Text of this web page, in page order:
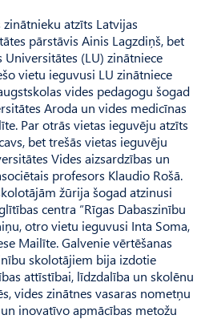
atzīts Latvijas
pārstāvis Ainis Lagzdiņš, bet
(LU) zinātniece
vietu ieguvusi LU zinātniece
vides pedagogu šogad
Aroda un vides medicīnas
Par otrās vietas ieguvēju atzīts
bet trešās vietas ieguvēju
Vides aizsardzības un
profesors Klaudio Rošā.
žūrija šogad atzinusi
centra “Rīgas Dabaszinību
otro vietu ieguvusi Inta Soma,
Mailīte. Galvenie vērtēšanas
skolotājiem bija izdotie
attīstībai, līdzdalība un skolēnu
vides zinātnes vasaras nometņu
inovatīvo apmācības metožu